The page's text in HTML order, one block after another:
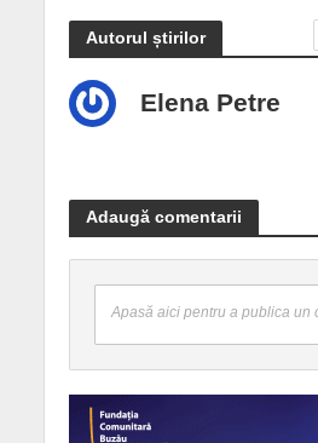
Autorul știrilor
Elena Petre
Adaugă comentarii
Apasă aici pentru a publica un